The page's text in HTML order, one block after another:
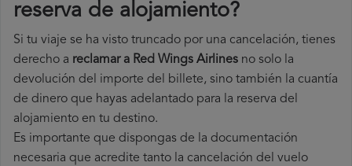
reserva de alojamiento?
Si tu viaje se ha visto truncado por una cancelación, tienes
derecho a reclamar a Red Wings Airlines no solo la
devolución del importe del billete, sino también la cuantía
de dinero que hayas adelantado para la reserva del
alojamiento en tu destino.
Es importante que dispongas de la documentación
necesaria que acredite tanto la cancelación del vuelo